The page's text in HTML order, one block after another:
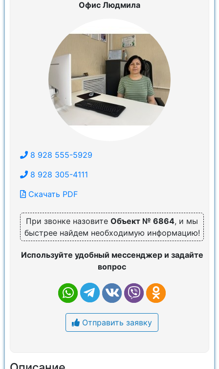
Офис Людмила
8 928 555-5929
8 928 305-4111
Скачать PDF
При звонке назовите Объект № 6864, и мы
быстрее найдем необходимую информацию!
Используйте удобный мессенджер и задайте
вопрос
Отправить заявку